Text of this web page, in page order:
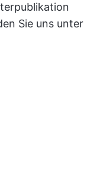
Sie uns unter